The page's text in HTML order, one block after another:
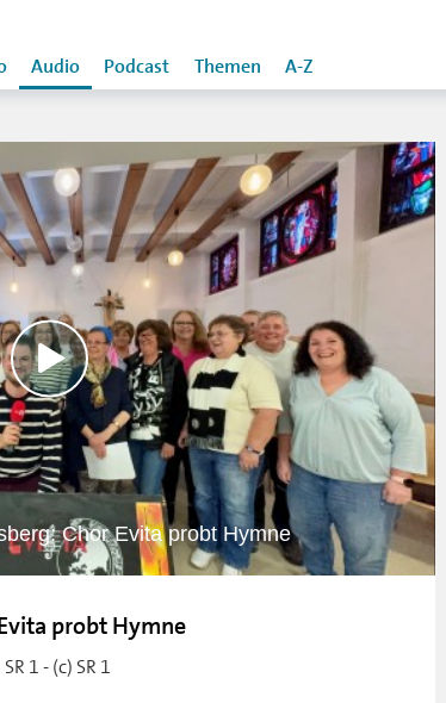
Audio Podcast Themen A-Z
Chor Evita probt Hymne
probt Hymne
1 - (c) SR 1